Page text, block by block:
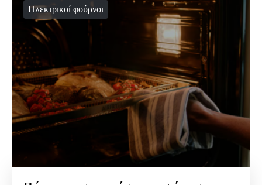
Ηλεκτρικοί φούρνοι